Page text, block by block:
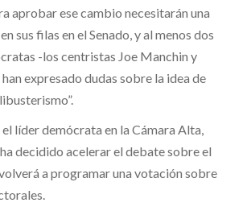
aprobar ese cambio necesitarán una
sus filas en el Senado, y al menos dos
-los centristas Joe Manchin y
expresado dudas sobre la idea de
líder demócrata en la Cámara Alta,
decidido acelerar el debate sobre el
a programar una votación sobre